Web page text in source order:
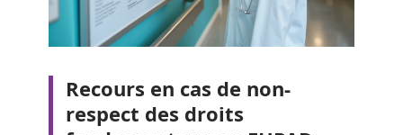
Recours en cas de non-
respect des droits